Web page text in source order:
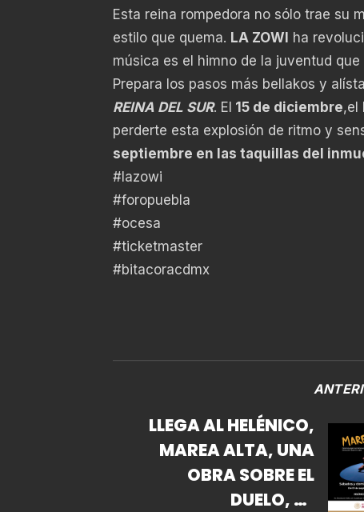
Esta reina rompedora no sólo trae su
estilo que quema. LA ZOWI ha
música es el himno de la juventud
Prepara los pasos más bellakos y
REINA DEL SUR. El 15 de diciembre,el
perderte esta explosión de ritmo y
septiembre en las taquillas del
#lazowi
#foropuebla
#ocesa
#ticketmaster
#bitacoracdmx
LLEGA AL HELÉNICO,
MAREA ALTA, UNA
OBRA SOBRE EL
DUELO, LA